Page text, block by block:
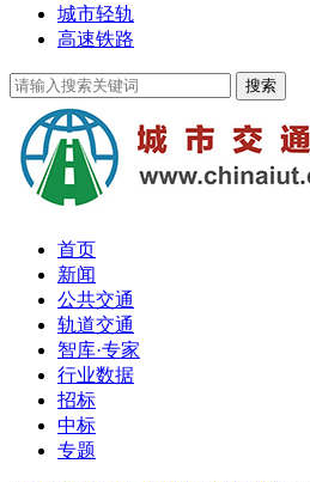
城市轻轨
高速铁路
首页
新闻
公共交通
轨道交通
智库·专家
行业数据
招标
中标
专题